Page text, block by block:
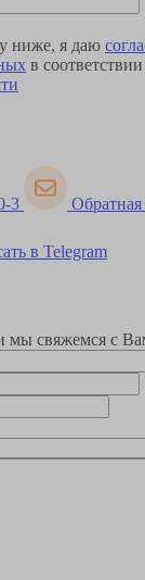
ниже, я даю
в
3 Обратная
в Telegram
мы свяжемся с